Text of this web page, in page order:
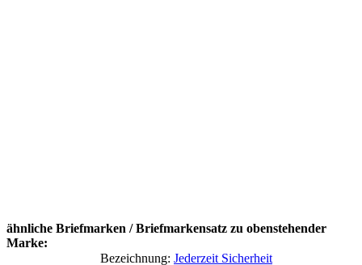
ähnliche Briefmarken / Briefmarkensatz zu obenstehender
Marke:
Bezeichnung: Jederzeit Sicherheit